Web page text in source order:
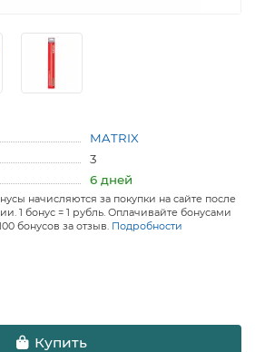
MATRIX
3
6 дней
начисляются за покупки на сайте после
1 бонус = 1 рубль. Оплачивайте бонусами
бонусов за отзыв. Подробности
Купить